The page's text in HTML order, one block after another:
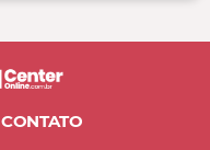
CONTATO